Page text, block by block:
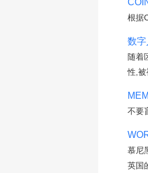
根据
数
随着
性,被
不要
慕尼
英国